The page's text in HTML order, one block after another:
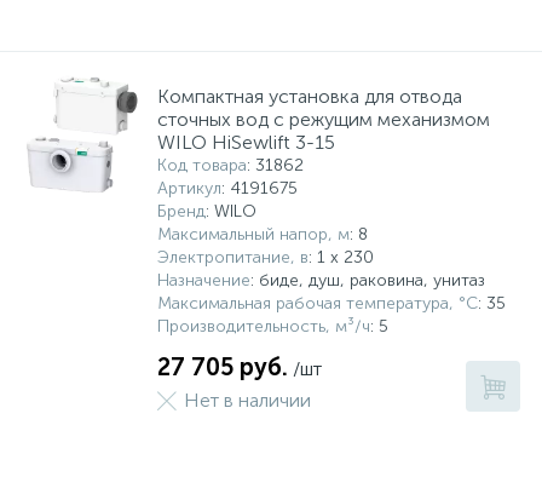
Компактная установка для отвода
сточных вод с режущим механизмом
WILO HiSewlift 3-15
Код товара: 31862
Артикул: 4191675
Бренд: WILO
Максимальный напор, м: 8
Электропитание, в: 1 x 230
Назначение: биде, душ, раковина, унитаз
Максимальная рабочая температура, °С: 35
Производительность, м³/ч: 5
27 705 руб. /шт
Нет в наличии